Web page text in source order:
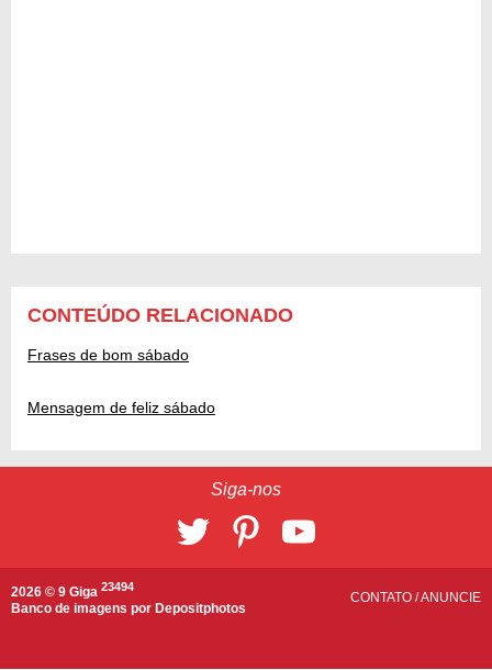
CONTEÚDO RELACIONADO
Frases de bom sábado
Mensagem de feliz sábado
Siga-nos
2026 © 9 Giga 23494
Banco de imagens por Depositphotos
CONTATO /ANUNCIE